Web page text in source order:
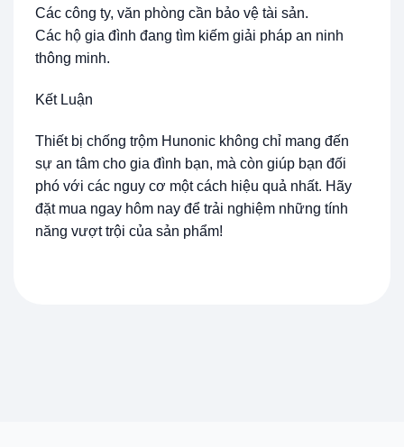
Các công ty, văn phòng cần bảo vệ tài sản.
Các hộ gia đình đang tìm kiếm giải pháp an ninh
thông minh.
Kết Luận
Thiết bị chống trộm Hunonic không chỉ mang đến
sự an tâm cho gia đình bạn, mà còn giúp bạn đối
phó với các nguy cơ một cách hiệu quả nhất. Hãy
đặt mua ngay hôm nay để trải nghiệm những tính
năng vượt trội của sản phẩm!